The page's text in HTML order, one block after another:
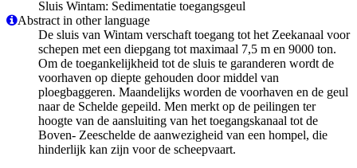
Sluis Wintam: Sedimentatie toegangsgeul
Abstract in other language
De sluis van Wintam verschaft toegang tot het Zeekanaal voor
schepen met een diepgang tot maximaal 7,5 m en 9000 ton.
Om de toegankelijkheid tot de sluis te garanderen wordt de
voorhaven op diepte gehouden door middel van
ploegbaggeren. Maandelijks worden de voorhaven en de geul
naar de Schelde gepeild. Men merkt op de peilingen ter
hoogte van de aansluiting van het toegangskanaal tot de
Boven- Zeeschelde de aanwezigheid van een hompel, die
hinderlijk kan zijn voor de scheepvaart.